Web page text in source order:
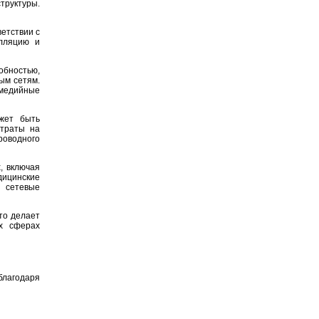
с
и
сетям.
быть
на
включая
делает
сферах